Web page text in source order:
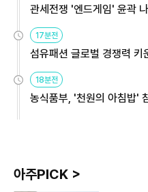
관세전쟁 '엔드게임' 윤곽
용해야
17분전
섬유패션 글로벌 경쟁력
원
18분전
농식품부, '천원의 아침밥'
아주PICK >